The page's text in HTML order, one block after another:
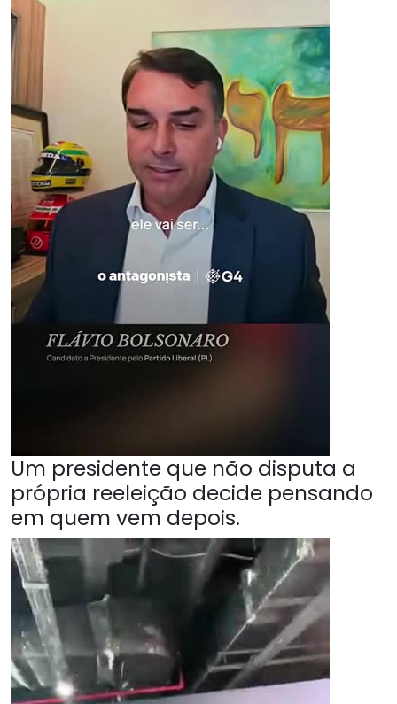
Um presidente que não disputa a
própria reeleição decide pensando
em quem vem depois.